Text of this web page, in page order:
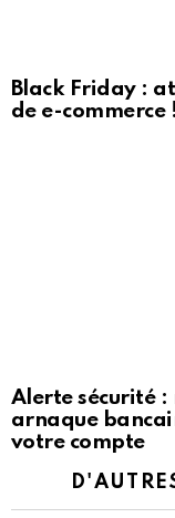
Black Friday :
de e-commerce !
Alerte sécurité :
arnaque
votre compte